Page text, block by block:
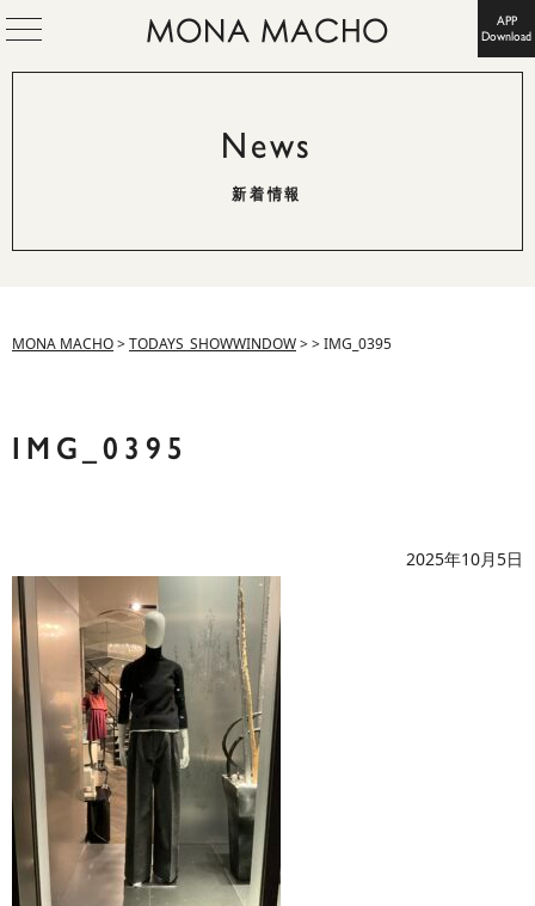
APP
Download
News
新着情報
MONA MACHO>TODAYS_SHOWWINDOW>>IMG_0395
IMG_0395
2025年10月5日